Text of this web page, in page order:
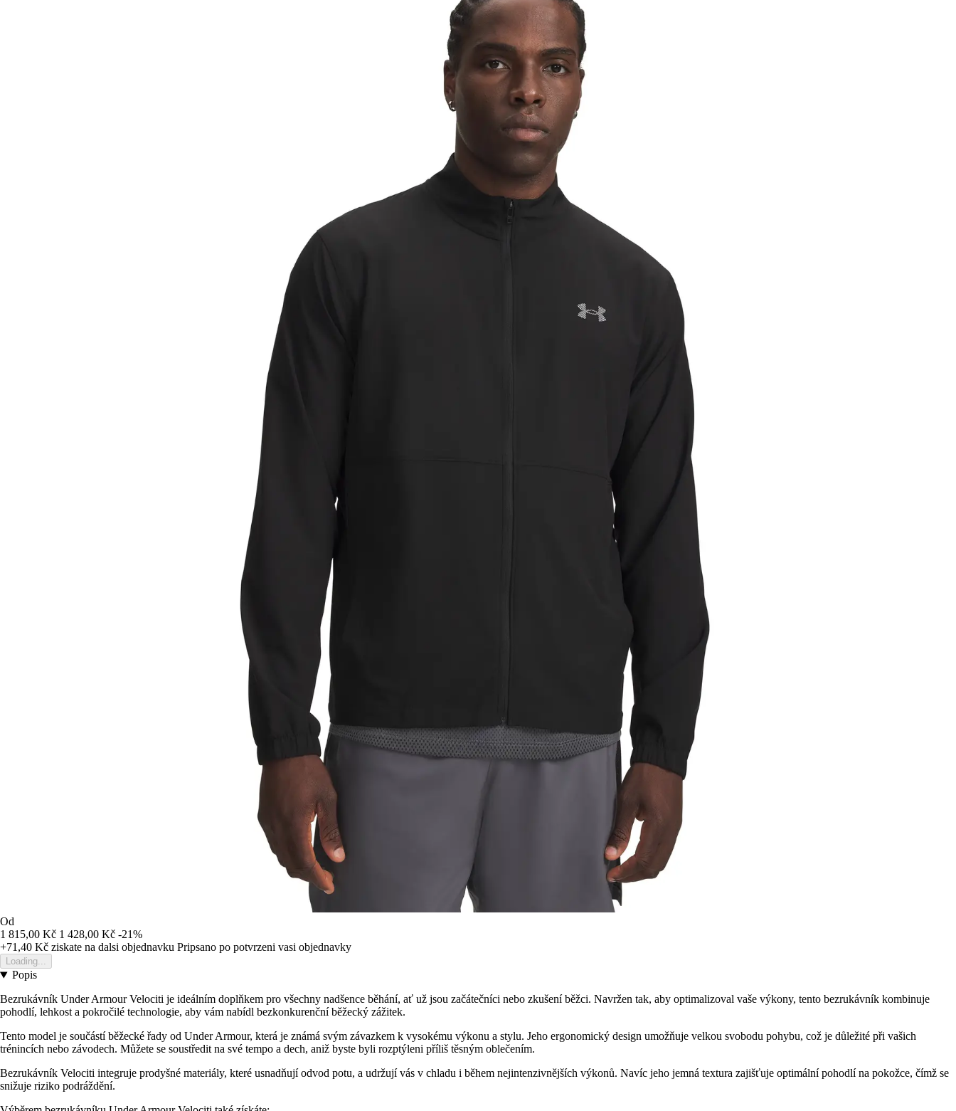
Od
1 815,00 Kč 1 428,00 Kč -21%
+71,40 Kč ziskate na dalsi objednavku Pripsano po potvrzeni vasi objednavky
Loading...
Popis
Bezrukávník Under Armour Velociti je ideálním doplňkem pro všechny nadšence běhání, ať už jsou začátečníci nebo zkušení běžci. Navržen tak, aby optimalizoval vaše výkony, tento bezrukávník kombinuje
pohodlí, lehkost a pokročilé technologie, aby vám nabídl bezkonkurenční běžecký zážitek.
Tento model je součástí běžecké řady od Under Armour, která je známá svým závazkem k vysokému výkonu a stylu. Jeho ergonomický design umožňuje velkou svobodu pohybu, což je důležité při vašich
trénincích nebo závodech. Můžete se soustředit na své tempo a dech, aniž byste byli rozptýleni příliš těsným oblečením.
Bezrukávník Velociti integruje prodyšné materiály, které usnadňují odvod potu, a udržují vás v chladu i během nejintenzivnějších výkonů. Navíc jeho jemná textura zajišťuje optimální pohodlí na pokožce, čímž se
snižuje riziko podráždění.